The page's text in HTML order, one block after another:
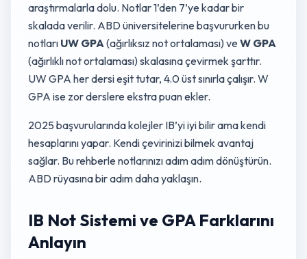
araştırmalarla dolu. Notlar 1’den 7’ye kadar bir
skalada verilir. ABD üniversitelerine başvururken bu
notları UW GPA(ağırlıksız not ortalaması) veW GPA
(ağırlıklı not ortalaması) skalasına çevirmek şarttır.
UW GPA her dersi eşit tutar, 4.0 üst sınırla çalışır. W
GPA ise zor derslere ekstra puan ekler.
2025 başvurularında kolejler IB’yi iyi bilir ama kendi
hesaplarını yapar. Kendi çevirinizi bilmek avantaj
sağlar. Bu rehberle notlarınızı adım adım dönüştürün.
ABD rüyasına bir adım daha yaklaşın.
IB Not Sistemi ve GPA Farklarını
Anlayın